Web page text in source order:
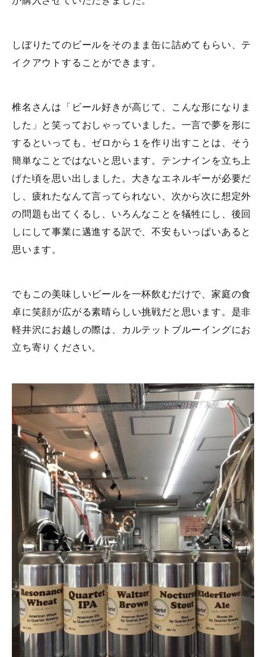
しぼりたてのビールをそのまま缶に詰めてもらい、テ
イクアウトすることができます。
椎名さんは「ビール好きが高じて、こんな形になりま
した」と笑っておしゃっていました。一言で夢を形に
するといっても、ゼロから１を作り出すことは、そう
簡単なことではないと思います。テンナインを立ち上
げた頃を思い出しました。大きなエネルギーが必要だ
し、疲れたなんて言ってられない、次から次に想定外
の問題も出てくるし、いろんなことを犠牲にし、後回
しにして事業に邁進する訳で、不安もいっぱいあると
思います。
でもこの美味しいビールを一杯飲むだけで、家庭の食
卓に笑顔が広がる素晴らしい挑戦だと思います。是非
軽井沢にお越しの際は、カルテットブルーイングにお
立ち寄りください。